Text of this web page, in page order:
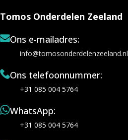
Tomos Onderdelen Zeeland
Ons e-mailadres:
info@tomosonderdelenzeeland.nl
Ons telefoonnummer:
+31 085 004 5764
WhatsApp:
+31 085 004 5764